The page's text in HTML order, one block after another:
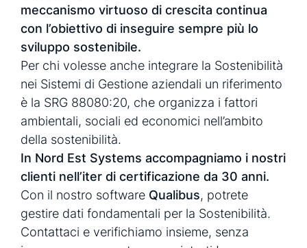
meccanismo virtuoso di crescita continua
con l’obiettivo di inseguire sempre più lo
sviluppo sostenibile.
Per chi volesse anche integrare la Sostenibilità
nei Sistemi di Gestione aziendali un riferimento
è la SRG 88080:20, che organizza i fattori
ambientali, sociali ed economici nell’ambito
della sostenibilità.
In Nord Est Systems accompagniamo i nostri
clienti nell’iter di certificazione da 30 anni.
Con il nostro software Qualibus, potrete
gestire dati fondamentali per la Sostenibilità.
Contattaci e verifichiamo insieme, senza